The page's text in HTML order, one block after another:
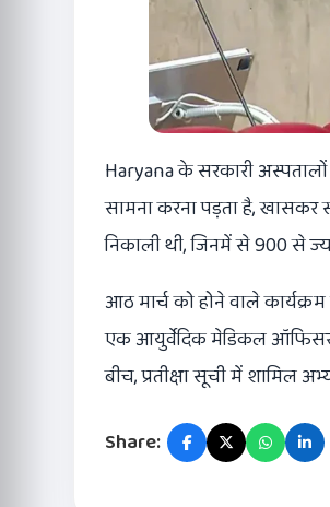
Haryana के सरकारी
सामना करना पड़ता है, खासकर
निकाली थी, जिनमें से 900 से
आठ मार्च को होने वाले
एक आयुर्वेदिक मेडिकल
बीच, प्रतीक्षा सूची में शामिल
Share: